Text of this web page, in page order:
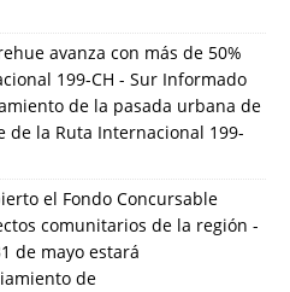
avanza con más de 50%
199-CH - Sur Informado
de la pasada urbana de
la Ruta Internacional 199-
el Fondo Concursable
comunitarios de la región -
de mayo estará
de